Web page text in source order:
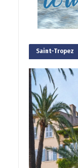
Saint-Tropez